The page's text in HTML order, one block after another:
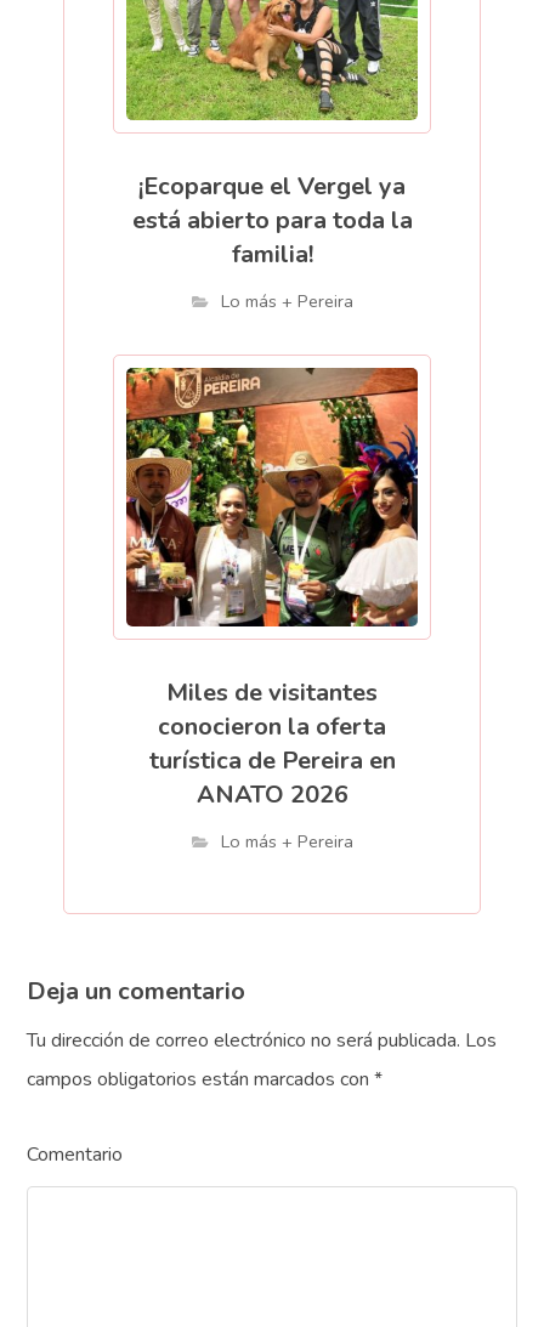
¡Ecoparque el Vergel ya
está abierto para toda la
familia!
Lo más + Pereira
Miles de visitantes
conocieron la oferta
turística de Pereira en
ANATO 2026
Lo más + Pereira
Deja un comentario
Tu dirección de correo electrónico no será publicada. Los
campos obligatorios están marcados con*
Comentario